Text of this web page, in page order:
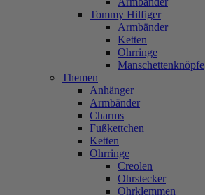
Tommy Hilfiger
Armbänder
Ketten
Ohrringe
Manschettenknöpfe
Themen
Anhänger
Armbänder
Charms
Fußkettchen
Ketten
Ohrringe
Creolen
Ohrstecker
Ohrklemmen